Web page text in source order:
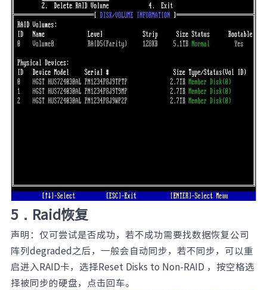
5．Raid恢复
声明：仅可尝试是否成功，若不成功需要找数据恢复公司
阵列degraded之后，一般会自动同步，若不同步，可以重
启进入RAID卡，选择Reset Disks to Non-RAID ，按空格选
择被同步的硬盘，点击回车。